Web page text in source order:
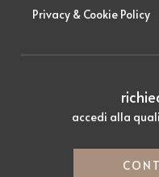
Privacy & Cookie Policy
accedi alla